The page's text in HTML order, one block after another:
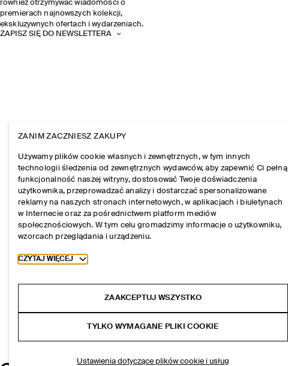
również otrzymywać wiadomości o
premierach najnowszych kolekcji,
ekskluzywnych ofertach i wydarzeniach.
ZAPISZ SIĘ DO NEWSLETTERA
ZANIM ZACZNIESZ ZAKUPY
Używamy plików cookie własnych i zewnętrznych, w tym innych
technologii śledzenia od zewnętrznych wydawców, aby zapewnić Ci pełną
funkcjonalność naszej witryny, dostosować Twoje doświadczenia
użytkownika, przeprowadzać analizy i dostarczać spersonalizowane
reklamy na naszych stronach internetowych, w aplikacjach i biuletynach
w Internecie oraz za pośrednictwem platform mediów
społecznościowych. W tym celu gromadzimy informacje o użytkowniku,
wzorcach przeglądania i urządzeniu.
Toggle more cookie information
CZYTAJ WIĘCEJ
ZAAKCEPTUJ WSZYSTKO
TYLKO WYMAGANE PLIKI COOKIE
Ustawienia dotyczące plików cookie i usług